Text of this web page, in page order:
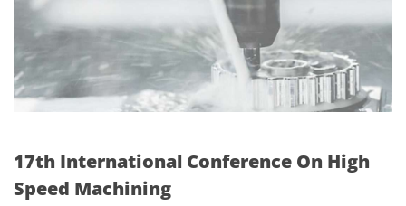
17th International Conference On High
Speed Machining